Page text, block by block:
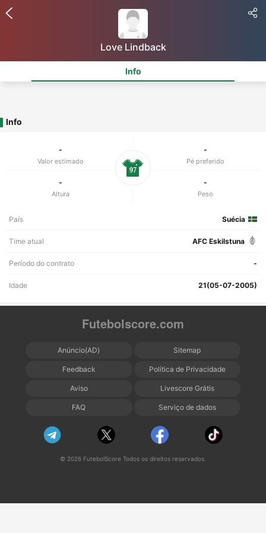
Love Lindback
Info
Info
-
Valor estimado
-
Pé preferido
-
Altura
-
Peso
97
País Suécia
Time atual AFC Eskilstuna
Período do contrato -
Idade 21(05-07-2005)
Futebolscore.com
Anúncio(AD) Sitemap
Feedback Política de Privacidade
Aviso Livescore Grátis
FAQ Serviço de dados
© 2026 FutebolScore Todos os direitos reservados.